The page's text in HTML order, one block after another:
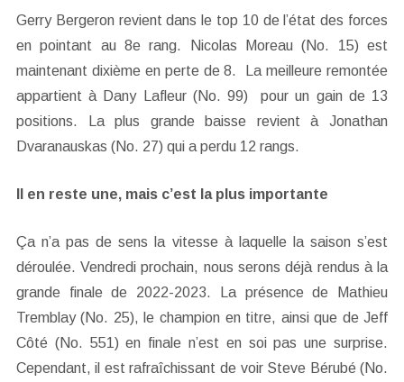
Gerry Bergeron revient dans le top 10 de l’état des forces
en pointant au 8e rang. Nicolas Moreau (No. 15) est
maintenant dixième en perte de 8. La meilleure remontée
appartient à Dany Lafleur (No. 99) pour un gain de 13
positions. La plus grande baisse revient à Jonathan
Dvaranauskas (No. 27) qui a perdu 12 rangs.
Il en reste une, mais c’est la plus importante
Ça n’a pas de sens la vitesse à laquelle la saison s’est
déroulée. Vendredi prochain, nous serons déjà rendus à la
grande finale de 2022-2023. La présence de Mathieu
Tremblay (No. 25), le champion en titre, ainsi que de Jeff
Côté (No. 551) en finale n’est en soi pas une surprise.
Cependant, il est rafraîchissant de voir Steve Bérubé (No.